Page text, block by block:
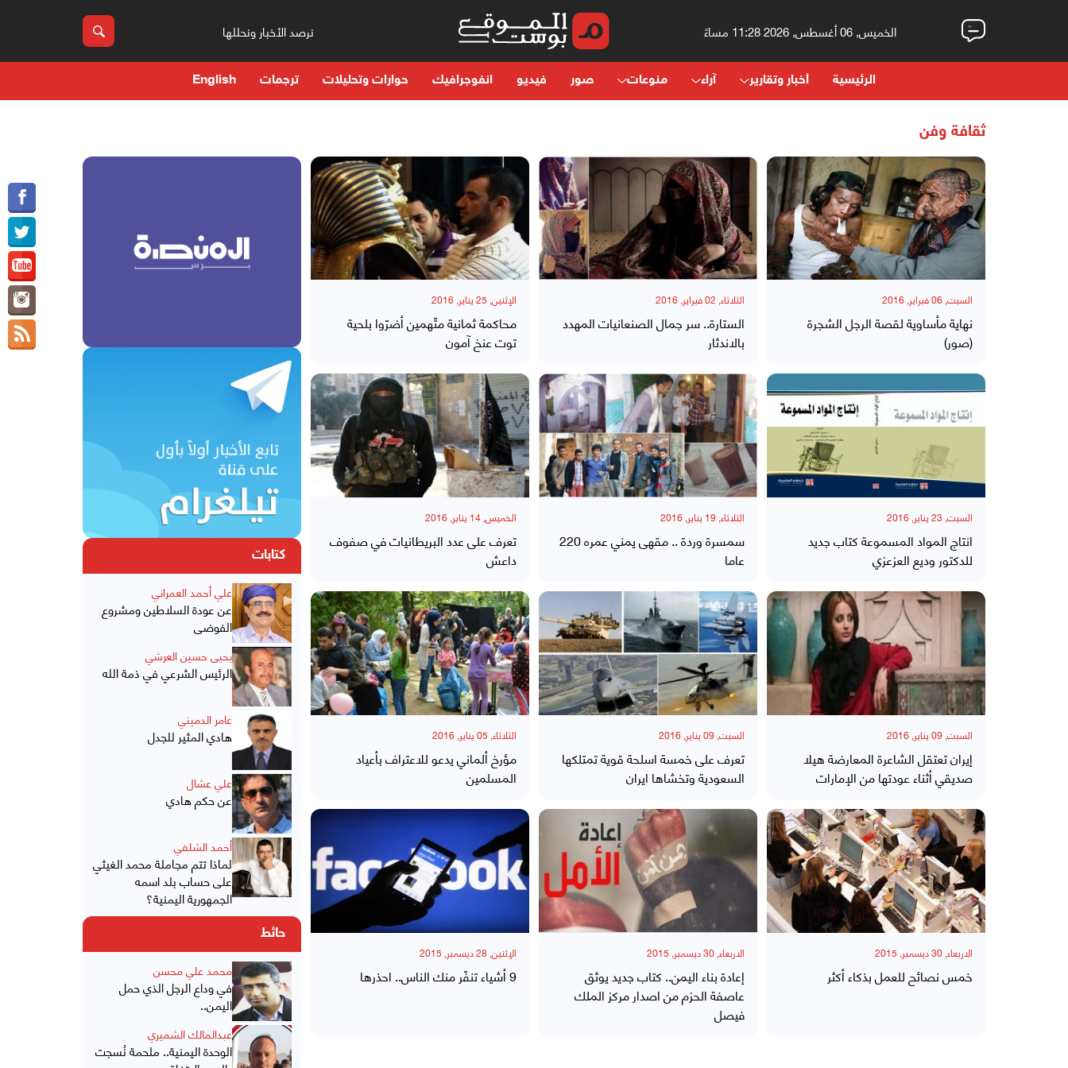
الخميس, 06 أغسطس, 2026 11:28 مساءً نرصد الأخبار ونحللها
الرئيسية أخبار وتقارير آراء منوعات صور فيديو انفوجرافيك حوارات وتحليلات ترجمات English
ثقافة وفن
السبت, 06 فبراير, 2016
نهاية مأساوية لقصة الرجل الشجرة
(صور)
الثلاثاء, 02 فبراير, 2016
الستارة.. سر جمال الصنعانيات المهدد
بالاندثار
الإثنين, 25 يناير, 2016
محاكمة ثمانية متّهمين أضرّوا بلحية
توت عنخ آمون
السبت, 23 يناير, 2016
انتاج المواد المسموعة كتاب جديد
للدكتور وديع العزعزي
الثلاثاء, 19 يناير, 2016
سمسرة وردة .. مقهى يمني عمره 220
عاما
الخميس, 14 يناير, 2016
تعرف على عدد البريطانيات في صفوف
داعش
السبت, 09 يناير, 2016
إيران تعتقل الشاعرة المعارضة هيلا
صديقي أثناء عودتها من الإمارات
السبت, 09 يناير, 2016
تعرف على خمسة اسلحة قوية تمتلكها
السعودية وتخشاها ايران
الثلاثاء, 05 يناير, 2016
مؤرخ ألماني يدعو للاعتراف بأعياد
المسلمين
الاربعاء, 30 ديسمبر, 2015
خمس نصائح للعمل بذكاء أكثر
الاربعاء, 30 ديسمبر, 2015
إعادة بناء اليمن.. كتاب جديد يوثق
عاصفة الحزم من اصدار مركز الملك
فيصل
الإثنين, 28 ديسمبر, 2015
9 أشياء تنفّر منك الناس.. احذرها
كتابات
علي أحمد العمراني
عن عودة السلاطين ومشروع
الفوضى
يحيى حسين العرشي
الرئيس الشرعي في ذمة الله
عامر الدميني
هادي المثير للجدل
علي عشال
عن حكم هادي
أحمد الشلفي
لماذا تتم مجاملة محمد الغيثي
على حساب بلد اسمه
الجمهورية اليمنية؟
حائط
محمد علي محسن
في وداع الرجل الذي حمل
اليمن..
عبدالمالك الشميري
الوحدة اليمنية.. ملحمة نُسجت